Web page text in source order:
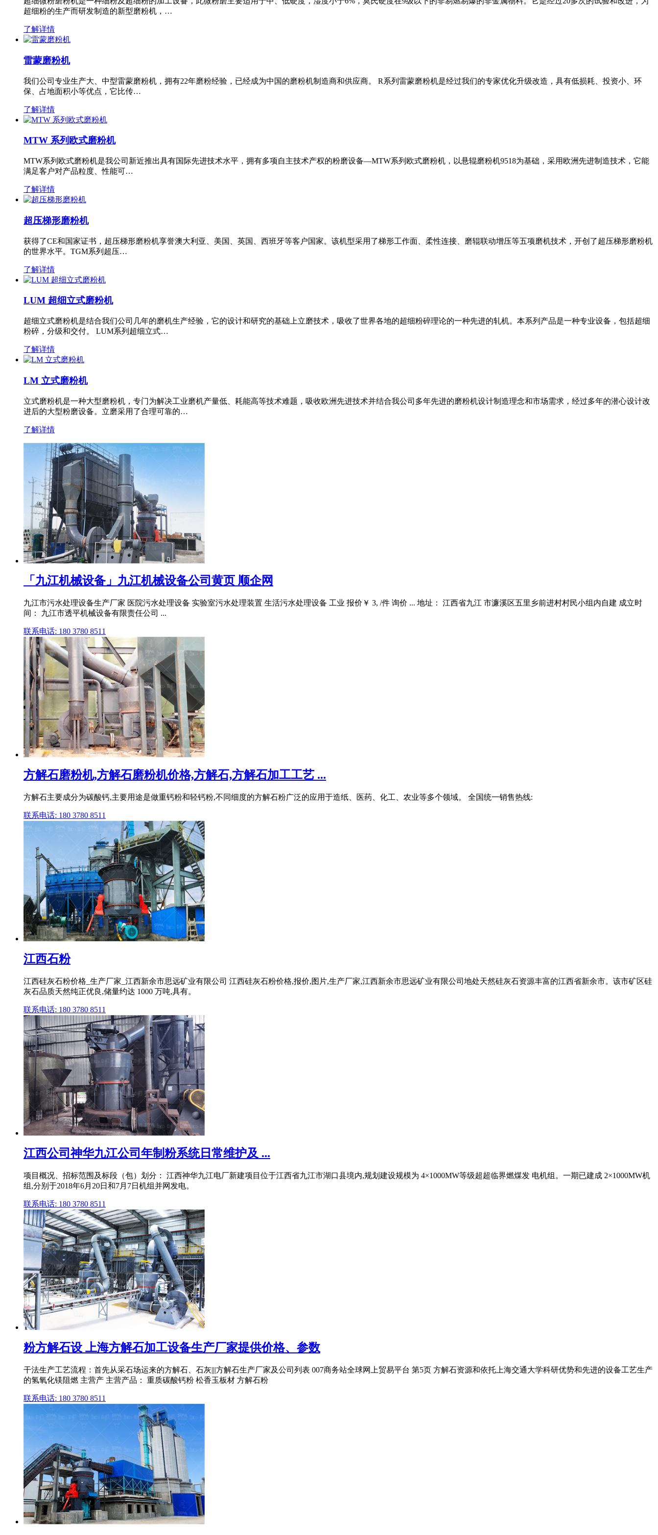
超细粉的生产而研发制造的新型磨粉机，…
了解详情
雷蒙磨粉机
我们公司专业生产大、中型雷蒙磨粉机，拥有22年磨粉经验，已经成为中国的磨粉机制造商和供应商。 R系列雷蒙磨粉机是经过我们的专家优化升级改造，具有低损耗、投资小、环
保、占地面积小等优点，它比传…
了解详情
MTW 系列欧式磨粉机
MTW系列欧式磨粉机是我公司新近推出具有国际先进技术水平，拥有多项自主技术产权的粉磨设备—MTW系列欧式磨粉机，以悬辊磨粉机9518为基础，采用欧洲先进制造技术，它能
满足客户对产品粒度、性能可…
了解详情
超压梯形磨粉机
获得了CE和国家证书，超压梯形磨粉机享誉澳大利亚、美国、英国、西班牙等客户国家。该机型采用了梯形工作面、柔性连接、磨辊联动增压等五项磨机技术，开创了超压梯形磨粉机
的世界水平。TGM系列超压…
了解详情
LUM 超细立式磨粉机
超细立式磨粉机是结合我们公司几年的磨机生产经验，它的设计和研究的基础上立磨技术，吸收了世界各地的超细粉碎理论的一种先进的轧机。本系列产品是一种专业设备，包括超细
粉碎，分级和交付。 LUM系列超细立式…
了解详情
LM 立式磨粉机
立式磨粉机是一种大型磨粉机，专门为解决工业磨机产量低、耗能高等技术难题，吸收欧洲先进技术并结合我公司多年先进的磨粉机设计制造理念和市场需求，经过多年的潜心设计改
进后的大型粉磨设备。立磨采用了合理可靠的…
了解详情
「九江机械设备」九江机械设备公司黄页 顺企网
九江市污水处理设备生产厂家 医院污水处理设备 实验室污水处理装置 生活污水处理设备 工业 报价￥ 3, /件 询价 ... 地址： 江西省九江 市濂溪区五里乡前进村村民小组内自建 成立时
间： 九江市透平机械设备有限责任公司 ...
联系电话: 180 3780 8511
方解石磨粉机,方解石磨粉机价格,方解石,方解石加工工艺 ...
方解石主要成分为碳酸钙,主要用途是做重钙粉和轻钙粉,不同细度的方解石粉广泛的应用于造纸、医药、化工、农业等多个领域。 全国统一销售热线:
联系电话: 180 3780 8511
江西石粉
江西硅灰石粉价格_生产厂家_江西新余市思远矿业有限公司 江西硅灰石粉价格,报价,图片,生产厂家,江西新余市思远矿业有限公司地处天然硅灰石资源丰富的江西省新余市。该市矿区硅
灰石品质天然纯正优良,储量约达 1000 万吨,具有。
联系电话: 180 3780 8511
江西公司神华九江公司年制粉系统日常维护及 ...
项目概况、招标范围及标段（包）划分： 江西神华九江电厂新建项目位于江西省九江市湖口县境内,规划建设规模为 4×1000MW等级超超临界燃煤发 电机组。一期已建成 2×1000MW机
组,分别于2018年6月20日和7月7日机组并网发电。
联系电话: 180 3780 8511
粉方解石设 上海方解石加工设备生产厂家提供价格、参数
干法生产工艺流程：首先从采石场运来的方解石、石灰|||方解石生产厂家及公司列表 007商务站全球网上贸易平台 第5页 方解石资源和依托上海交通大学科研优势和先进的设备工艺生产
的氢氧化镁阻燃 主营产 主营产品： 重质碳酸钙粉 松香玉板材 方解石粉
联系电话: 180 3780 8511